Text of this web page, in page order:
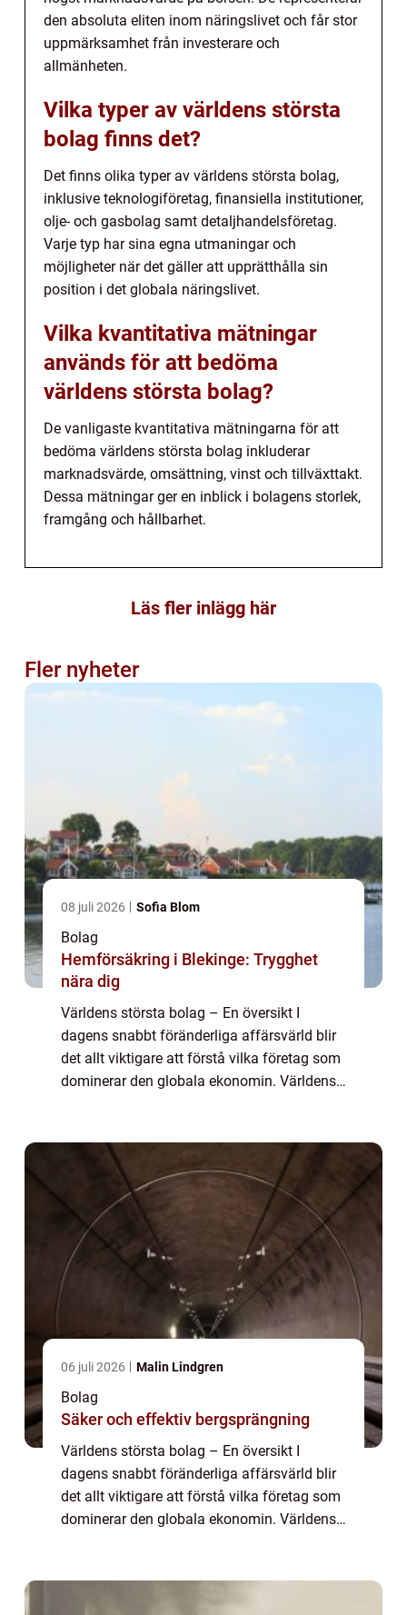
den absoluta eliten inom näringslivet och får stor
uppmärksamhet från investerare och
allmänheten.
Vilka typer av världens största
bolag finns det?
Det finns olika typer av världens största bolag,
inklusive teknologiföretag, finansiella institutioner,
olje- och gasbolag samt detaljhandelsföretag.
Varje typ har sina egna utmaningar och
möjligheter när det gäller att upprätthålla sin
position i det globala näringslivet.
Vilka kvantitativa mätningar
används för att bedöma
världens största bolag?
De vanligaste kvantitativa mätningarna för att
bedöma världens största bolag inkluderar
marknadsvärde, omsättning, vinst och tillväxttakt.
Dessa mätningar ger en inblick i bolagens storlek,
framgång och hållbarhet.
Läs fler inlägg här
Fler nyheter
08 juli 2026 Sofia Blom
Bolag
Hemförsäkring i Blekinge: Trygghet
nära dig
Världens största bolag – En översikt I
dagens snabbt föränderliga affärsvärld blir
det allt viktigare att förstå vilka företag som
dominerar den globala ekonomin. Världens
06 juli 2026 Malin Lindgren
Bolag
Säker och effektiv bergsprängning
Världens största bolag – En översikt I
dagens snabbt föränderliga affärsvärld blir
det allt viktigare att förstå vilka företag som
dominerar den globala ekonomin. Världens